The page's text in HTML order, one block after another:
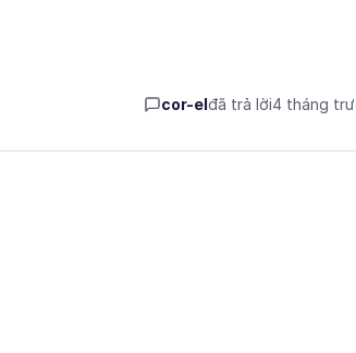
cor-elđã trả lời4 tháng